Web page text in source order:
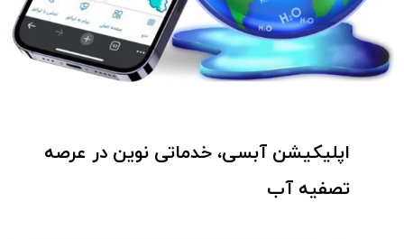
اپلیکیشن آبسی، خدماتی نوین در عرصه
تصفیه آب